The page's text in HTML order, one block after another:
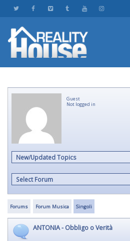
Guest
Not logged in
New/Updated Topics
Select Forum
Forums Forum Musica Singoli
ANTONIA - Obbligo o Verità